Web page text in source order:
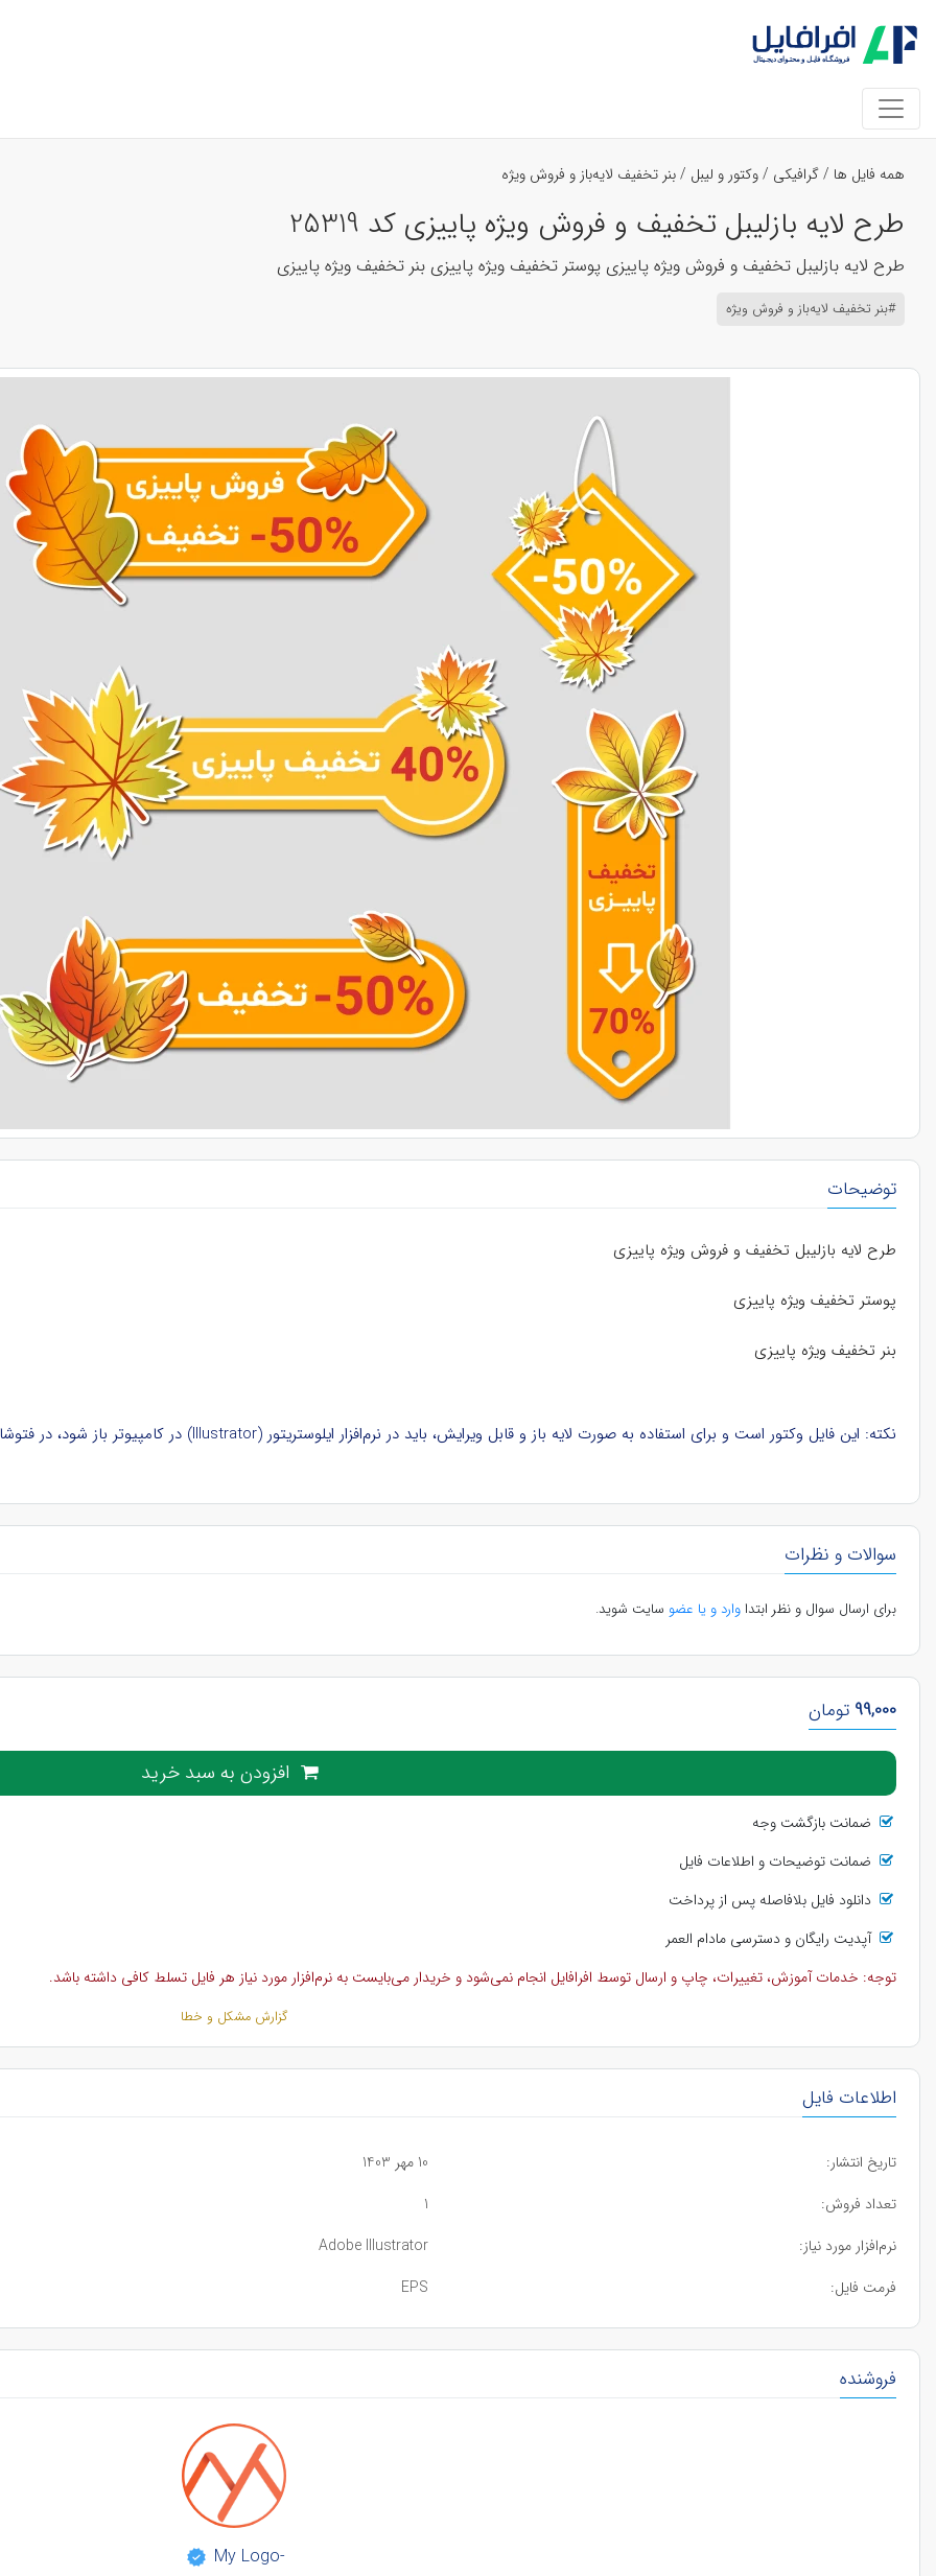
همه فایل ها /گرافیکی /وکتور و لیبل /بنر تخفیف لایه‌باز و فروش ویژه
طرح لایه بازلیبل تخفیف و فروش ویژه پاییزی کد 25319
طرح لایه بازلیبل تخفیف و فروش ویژه پاییزی پوستر تخفیف ویژه پاییزی بنر تخفیف ویژه پاییزی
#بنر تخفیف لایه‌باز و فروش ویژه
توضیحات
طرح لایه بازلیبل تخفیف و فروش ویژه پاییزی
پوستر تخفیف ویژه پاییزی
بنر تخفیف ویژه پاییزی
نکته: این فایل وکتور است و برای استفاده به صورت لایه باز و قابل ویرایش، باید در نرم‌افزار ایلوستریتور (Illustrator) در کامپیوتر باز شود، در فتوشاپ و نرم‌افزارهای دیگر بدون لایه و غیرقابل ویرایش است.
سوالات و نظرات
برای ارسال سوال و نظر ابتداوارد و یا عضو سایت شوید.
99,000 تومان
افزودن به سبد خرید
ضمانت بازگشت وجه
ضمانت توضیحات و اطلاعات فایل
دانلود فایل بلافاصله پس از پرداخت
آپدیت رایگان و دسترسی مادام العمر
توجه: خدمات آموزش، تغییرات، چاپ و ارسال توسط افرافایل انجام نمی‌شود و خریدار می‌بایست به نرم‌افزار مورد نیاز هر فایل تسلط کافی داشته باشد.
گزارش مشکل و خطا
اطلاعات فایل
تاریخ انتشار:
10 مهر 1403
تعداد فروش:
1
نرم‌افزار مورد نیاز:
Adobe Illustrator
فرمت فایل:
EPS
فروشنده
-My Logo